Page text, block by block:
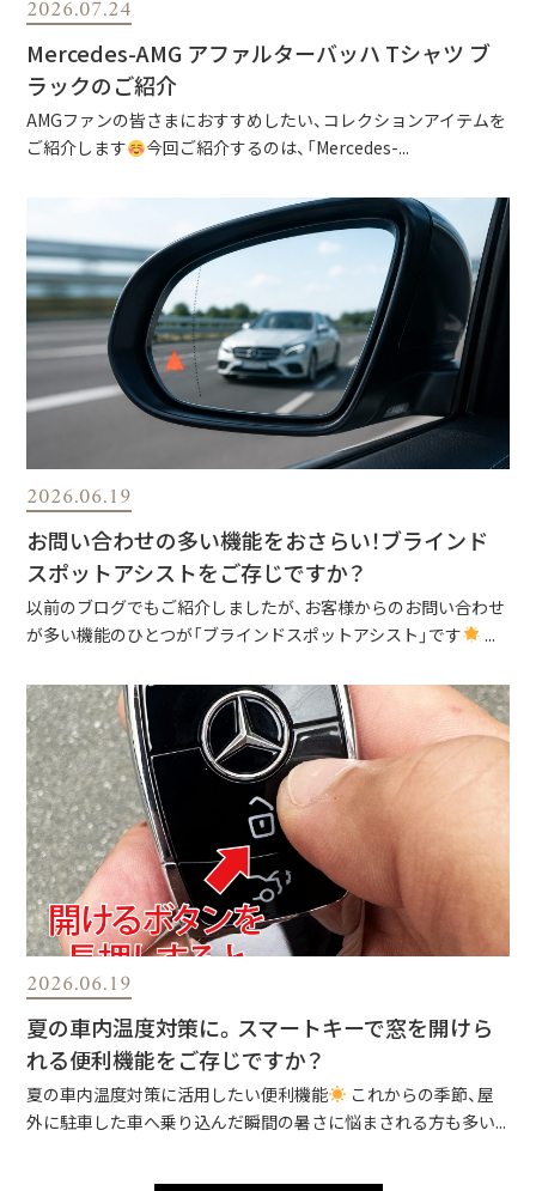
2026.07.24
Mercedes-AMG アファルターバッハ Tシャツ ブ
ラックのご紹介
AMGファンの皆さまにおすすめしたい、コレクションアイテムを
ご紹介します
今回ご紹介するのは、「Mercedes-...
2026.06.19
お問い合わせの多い機能をおさらい！ブラインド
スポットアシストをご存じですか？
以前のブログでもご紹介しましたが、お客様からのお問い合わせ
が多い機能のひとつが「ブラインドスポットアシスト」です
...
2026.06.19
夏の車内温度対策に。スマートキーで窓を開けら
れる便利機能をご存じですか？
夏の車内温度対策に活用したい便利機能
これからの季節、屋
外に駐車した車へ乗り込んだ瞬間の暑さに悩まされる方も多い...